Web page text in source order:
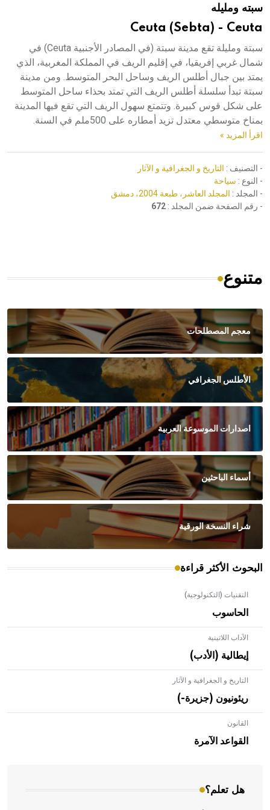
هيئة الموسوعة العربية تطلق موسوعات جديدة في عام 2026سبته ومليله
Ceuta (Sebta) - Ceuta
سبتة ومليلة تقع مدينة سبتة (في المصادر الأجنبية Ceuta) في
شمال غربي إفريقيا، في إقليم الريف في المملكة المغربية، الذي
يمتد بين جبال أطلس الريف وساحل البحر المتوسط. ومن مدينة
سبتة تبدأ سلسلة أطلس الريف التي تمتد بحذاء ساحل المتوسط
على شكل قوس كبيرة. وتتمتع سهول الريف التي تقع فيها المدينة
بمناخ متوسطي معتدل تزيد أمطاره على 500ملم في السنة.
اقرأ المزيد »
- التصنيف : التاريخ و الجغرافية و الآثار
- النوع : سياحة
- المجلد : المجلد العاشر، طبعة 2004، دمشق
- رقم الصفحة ضمن المجلد : 672
متنوع
معجم المصطلحات
الأطلس الجغرافي
اصدارات الموسوعة العربية
أسماء الباحثين
شراء النسخة الورقية
البحوث الأكثر قراءة
التقنيات (التكنولوجية)
الحاسوب
الآداب اللاتينية
إيطالية (الأدب)
التاريخ و الجغرافية و الآثار
ريئونيون (جزيرة-)
القانون
القواعد الآمرة
هل تعلم؟
- هل تعلم أن الأبلق نوع من الفنون الهندسية التي ارتبطت
بالعمارة الإسلامية في بلاد الشام ومصر خاصة، حيث يحرص
المعمار على بناء مداميكه وخاصة في الواجهات